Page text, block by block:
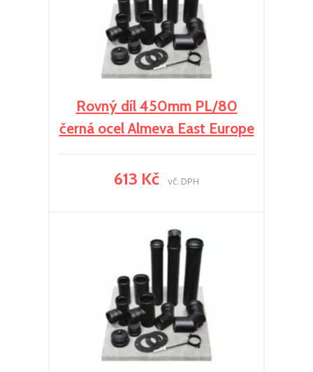
Rovný díl 450mm PL/80
černá ocel Almeva East Europe
613 Kč vč. DPH